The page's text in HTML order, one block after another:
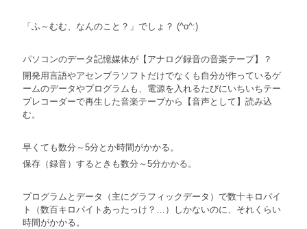
「ふ～むむ、なんのこと？」でしょ？ (^o^:)
パソコンのデータ記憶媒体が【アナログ録音の音楽テープ】？
開発用言語やアセンブラソフトだけでなくも自分が作っているゲ
ームのデータやプログラムも、電源を入れるたびにいちいちテー
プレコーダーで再生した音楽テープから【音声として】読み込
む。
早くても数分～5分とか時間がかかる。
保存（録音）するときも数分～5分かかる。
プログラムとデータ（主にグラフィックデータ）で数十キロバイ
ト（数百キロバイトあったっけ？…）しかないのに、それくらい
時間がかかる。